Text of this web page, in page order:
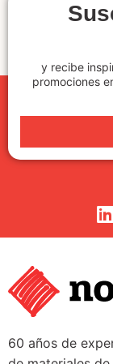
y recibe
promociones
60 años de